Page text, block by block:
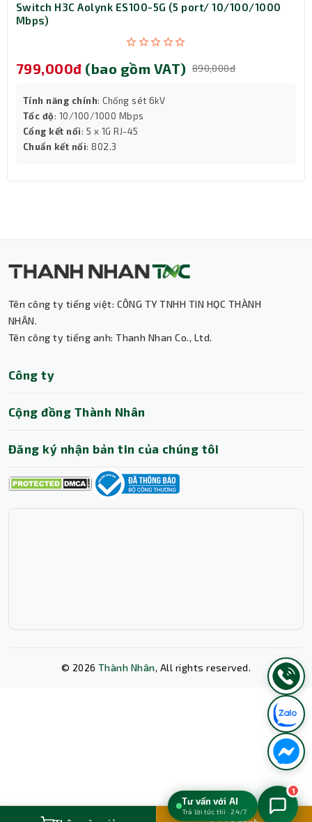
Switch H3C Aolynk ES100-5G (5 port/ 10/100/1000
Mbps)
799,000đ (bao gồm VAT) 890,000đ
Tính năng chính: Chống sét 6kV
Tốc độ: 10/100/1000 Mbps
Cổng kết nối: 5 x 1G RJ-45
Chuẩn kết nối: 802.3
Tên công ty tiếng việt: CÔNG TY TNHH TIN HỌC THÀNH
NHÂN.
Tên công ty tiếng anh: Thanh Nhan Co., Ltd.
Công ty
Cộng đồng Thành Nhân
Đăng ký nhận bản tin của chúng tôi
© 2026 Thành Nhân, All rights reserved.
Tư vấn với AI
Trả lời tức thì · 24/7
1
Xóa ngay